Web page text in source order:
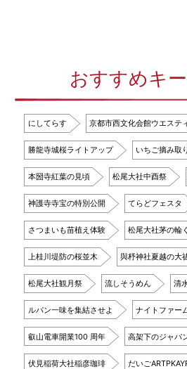
おすすめキ
にしてらす 京都市西文化会館ウエステ
勝龍寺城桜ライトアップ いちご摘み取
本圀寺紅葉の見頃 松尾大社中酉祭
神護寺寺宝の特別公開 てらどフェスタ
さつまいも苗植え体験 松尾大社茅の輪
上桂川堤防の桜並木 與杼神社夏越の大
松尾大社観月祭 流しそうめん 清
ルパン一味を集結させよ ナイトファー
叡山電車開業100 周年 高架下のジャパ
伏見稲荷大社稲彦珈琲 だいご